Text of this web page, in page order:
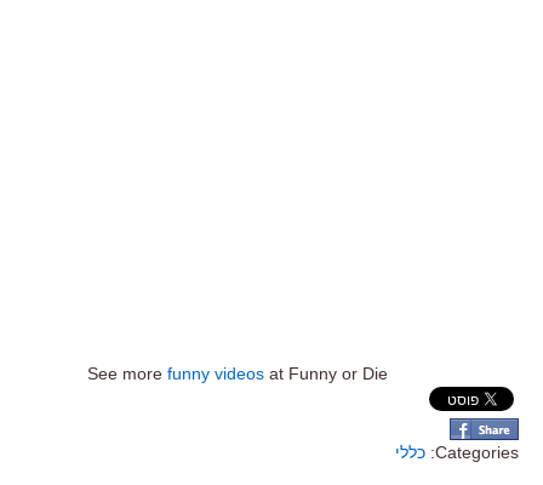
See more funny videos at Funny or Die
Categories: כללי